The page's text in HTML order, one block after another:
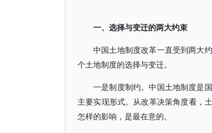
一、选择与变迁的两大约束
中国土地制度改革一直受到两大
个土地制度的选择与变迁。
一是制度制约。中国土地制度是
主要实现形式。从改革决策角度看，
怎样的影响，是最在意的。